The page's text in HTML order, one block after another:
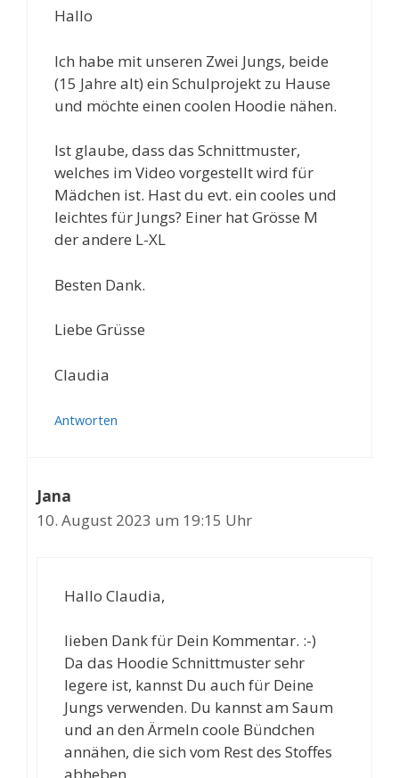
Hallo
Ich habe mit unseren Zwei Jungs, beide
(15 Jahre alt) ein Schulprojekt zu Hause
und möchte einen coolen Hoodie nähen.
Ist glaube, dass das Schnittmuster,
welches im Video vorgestellt wird für
Mädchen ist. Hast du evt. ein cooles und
leichtes für Jungs? Einer hat Grösse M
der andere L-XL
Besten Dank.
Liebe Grüsse
Claudia
Antworten
Jana
10. August 2023 um 19:15 Uhr
Hallo Claudia,
lieben Dank für Dein Kommentar. :-)
Da das Hoodie Schnittmuster sehr
legere ist, kannst Du auch für Deine
Jungs verwenden. Du kannst am Saum
und an den Ärmeln coole Bündchen
annähen, die sich vom Rest des Stoffes